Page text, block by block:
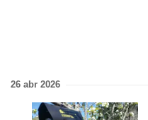
26 abr 2026